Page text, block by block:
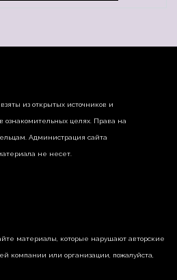
из открытых источников и
ознакомительных целях. Права на
Администрация сайта
не несет.
материалы, которые нарушают авторские
компании или организации, пожалуйста,